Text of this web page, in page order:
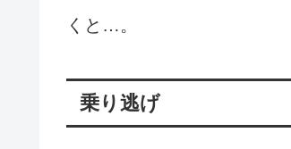
くと…。
乗り逃げ